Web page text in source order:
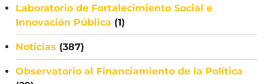
Laboratorio de Fortalecimiento Social e
Innovación Pública (1)
Noticias (387)
Observatorio al Financiamiento de la Política